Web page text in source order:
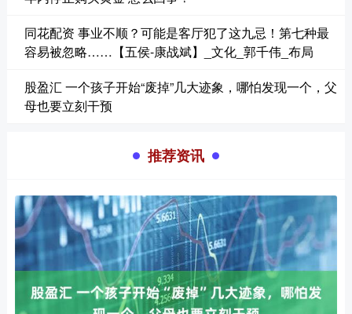
同花配资 事业不顺？可能是客厅犯了这九忌！第七种最
容易被忽略……【五侯-康战斌】_文化_郭千伟_布局
股盈汇 一个孩子开始“废掉”几大迹象，哪怕发现一个，父
母也要立刻干预
推荐资讯